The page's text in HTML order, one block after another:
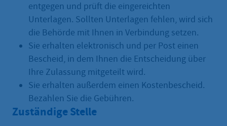
entgegen und prüft die eingereichten
Unterlagen. Sollten Unterlagen fehlen, wird sich
die Behörde mit Ihnen in Verbindung setzen.
Sie erhalten elektronisch und per Post einen
Bescheid, in dem Ihnen die Entscheidung über
Ihre Zulassung mitgeteilt wird.
Sie erhalten außerdem einen Kostenbescheid.
Bezahlen Sie die Gebühren.
Zuständige Stelle